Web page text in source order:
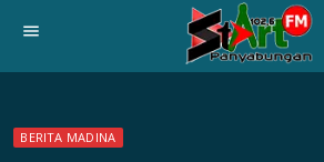
menu
BERITA MADINA